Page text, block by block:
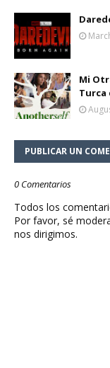
Mi
Turca
PUBLICAR UN
0 Comentarios
Todos los
Por favor, sé
nos dirigimos.